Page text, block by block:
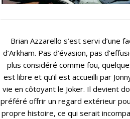
Brian Azzarello s’est servi d’une
d’Arkham. Pas d’évasion, pas
plus considéré comme fou,
est libre et qu’il est accueilli par
vie en côtoyant le Joker. Il devient
préféré offrir un regard extérieur
propre histoire, ce qui serait